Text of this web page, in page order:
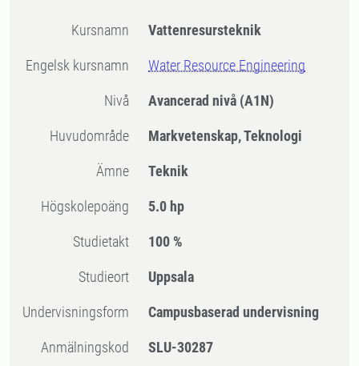
Kursnamn Vattenresursteknik
Engelsk kursnamn Water Resource Engineering
Nivå Avancerad nivå (A1N)
Huvudområde Markvetenskap, Teknologi
Ämne Teknik
högskolepoäng 5.0 hp
Studietakt 100 %
Studieort Uppsala
Undervisningsform Campusbaserad undervisning
Anmälningskod SLU-30287